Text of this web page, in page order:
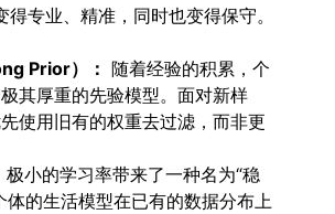
专业、精准，同时也变得保守。
Prior）： 随着经验的积累，个
其厚重的先验模型。面对新样
使用旧有的权重去过滤，而非更
极小的学习率带来了一种名为“稳
体的生活模型在已有的数据分布上